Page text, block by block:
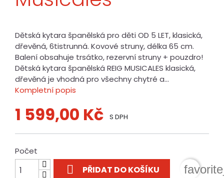
Dětská kytara španělská pro děti OD 5 LET, klasická,
dřevěná, 6tistrunná. Kovové struny, délka 65 cm.
Balení obsahuje trsátko, rezervní struny + pouzdro!
Dětská kytara španělská REIG MUSICALES klasická,
dřevěná je vhodná pro všechny chytré a...
Kompletní popis
1 599,00 Kč S DPH
Počet
 PŘIDAT DO KOŠÍKU